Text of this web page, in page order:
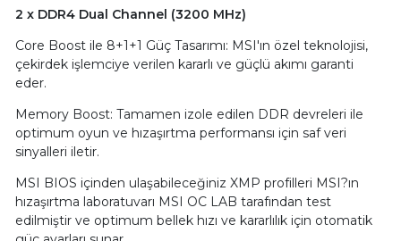
2 x DDR4 Dual Channel (3200 MHz)
Core Boost ile 8+1+1 Güç Tasarımı: MSI'ın özel teknolojisi,
çekirdek işlemciye verilen kararlı ve güçlü akımı garanti
eder.
Memory Boost: Tamamen izole edilen DDR devreleri ile
optimum oyun ve hızaşırtma performansı için saf veri
sinyalleri iletir.
MSI BIOS içinden ulaşabileceğiniz XMP profilleri MSI?ın
hızaşırtma laboratuvarı MSI OC LAB tarafından test
edilmiştir ve optimum bellek hızı ve kararlılık için otomatik